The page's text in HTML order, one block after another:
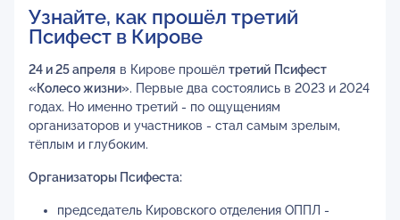
Узнайте, как прошёл третий
Псифест в Кирове
24 и 25 апреля в Кирове прошёл третий Псифест
«Колесо жизни». Первые два состоялись в 2023 и 2024
годах. Но именно третий - по ощущениям
организаторов и участников - стал самым зрелым,
тёплым и глубоким.
Организаторы Псифеста:
председатель Кировского отделения ОППЛ -